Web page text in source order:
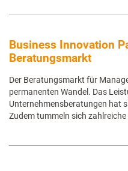
Business Innovation
Beratungsmarkt
Der Beratungsmarkt für
permanenten Wandel. Das
Unternehmensberatungen hat
Zudem tummeln sich zahlreiche